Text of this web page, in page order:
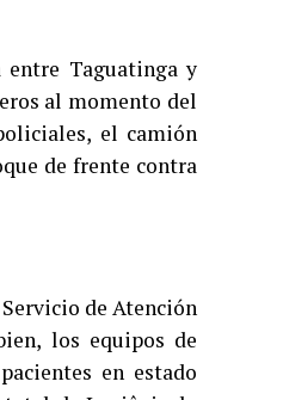
entre Taguatinga y
al momento del
el camión
de frente contra
de Atención
los equipos de
en estado